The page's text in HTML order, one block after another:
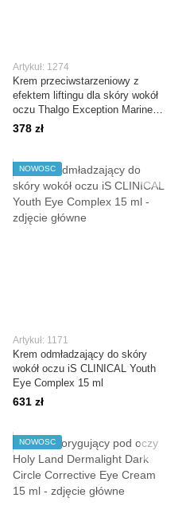
Artykuł: 1274
Krem przeciwstarzeniowy z
efektem liftingu dla skóry wokół
oczu Thalgo Exception Marine
Eyelid Lifting Cream 15 ml
378 zł
NOWOŚĆ
Artykuł: 1171
Krem odmładzający do skóry
wokół oczu iS CLINICAL Youth
Eye Complex 15 ml
631 zł
NOWOŚĆ